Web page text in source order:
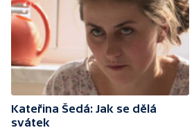
Kateřina Šedá: Jak se dělá
svátek